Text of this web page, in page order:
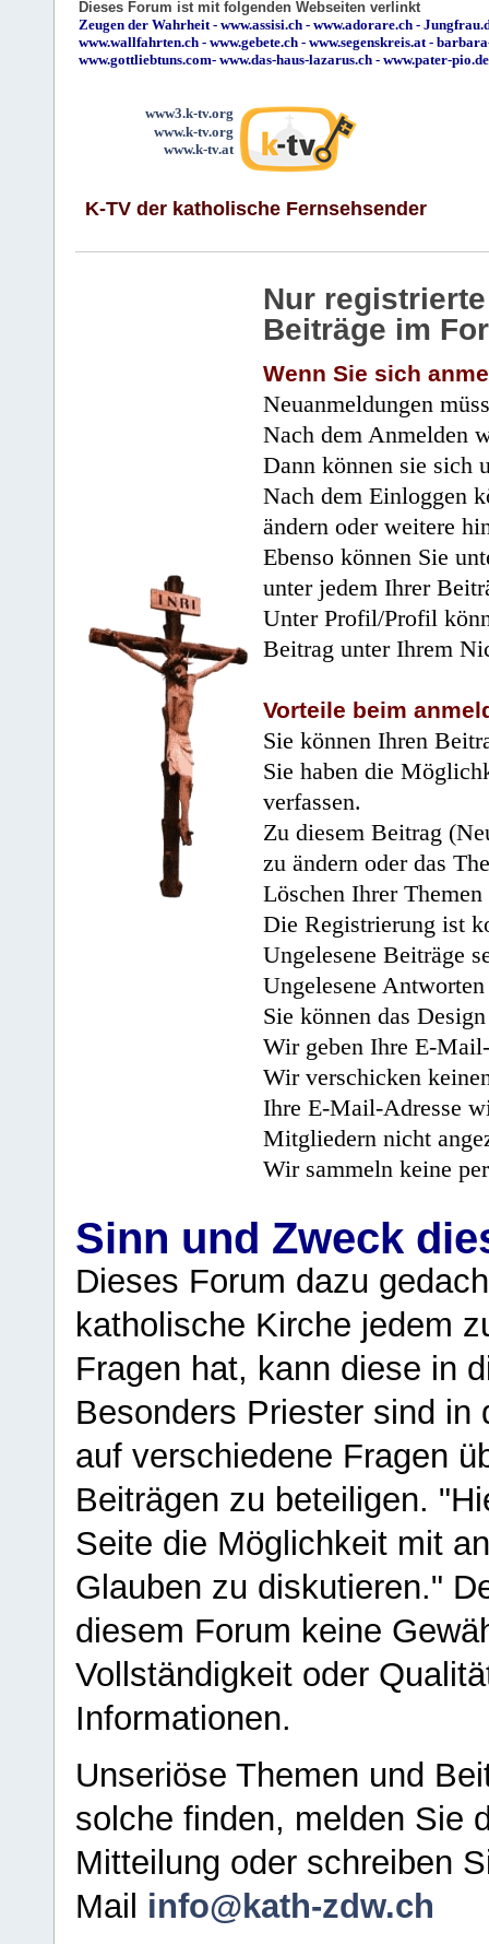
Dieses Forum ist mit folgenden Webseiten verlinkt
Zeugen der Wahrheit - www.assisi.ch - www.adorare.ch -
www.wallfahrten.ch - www.gebete.ch - www.segenskreis.at -
www.gottliebtuns.com- www.das-haus-lazarus.ch - www.pater-pio.de
www3.k-tv.org
www.k-tv.org
www.k-tv.at
K-TV der katholische Fernsehsender
Nur
Beiträge im
Wenn Sie sich
Neuanmeldungen
Nach dem Anmelden
Dann können sie sich
Nach dem Einloggen
ändern oder weitere
Ebenso können Sie
unter jedem Ihrer
Unter Profil/Profil
Beitrag unter Ihrem
Vorteile beim
Sie können Ihren
Sie haben die
verfassen.
Zu diesem Beitrag
zu ändern oder das
Löschen Ihrer
Die Registrierung ist
Ungelesene Beiträge
Ungelesene
Sie können das
Wir geben Ihre E-
Wir verschicken
Ihre E-Mail-Adresse
Mitgliedern nicht
Wir sammeln keine
Sinn und Zweck
Dieses Forum dazu
katholische Kirche jedem
Fragen hat, kann diese in
Besonders Priester sind in
auf verschiedene Fragen
Beiträgen zu beteiligen.
Seite die Möglichkeit mit
Glauben zu diskutieren."
diesem Forum keine
Vollständigkeit oder
Informationen.
Unseriöse Themen und
solche finden, melden Sie
Mitteilung oder schreiben
Mail info@kath-zdw.ch